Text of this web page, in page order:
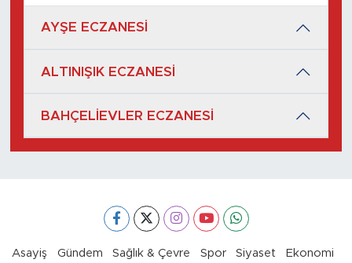
AYŞE ECZANESİ
ALTINIŞIK ECZANESİ
BAHÇELİEVLER ECZANESİ
Asayiş Gündem Sağlık & Çevre Spor Siyaset
Ekonomi